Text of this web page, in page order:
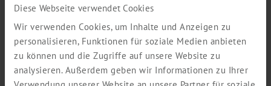
Diese Webseite verwendet Cookies
Wir verwenden Cookies, um Inhalte und Anzeigen zu
personalisieren, Funktionen für soziale Medien anbieten
zu können und die Zugriffe auf unsere Website zu
analysieren. Außerdem geben wir Informationen zu Ihrer
werden.
Informationen zu gelangen.